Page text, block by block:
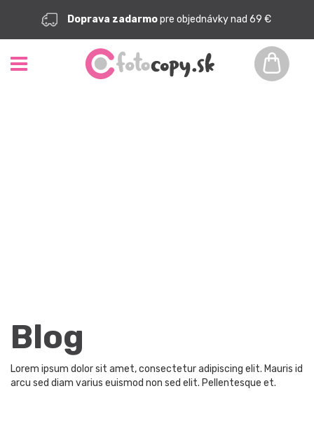
Doprava zadarmopre objednávky nad 69 €
Blog
Lorem ipsum dolor sit amet, consectetur adipiscing elit. Mauris id
arcu sed diam varius euismod non sed elit. Pellentesque et.